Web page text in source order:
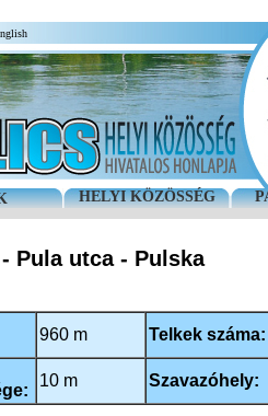
HELYI KÖZÖSSÉG
Pula utca - Pulska
960 m
Telkek száma:
10 m Szavazóhely: